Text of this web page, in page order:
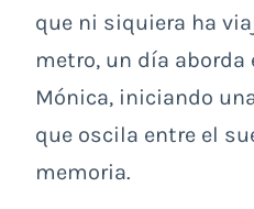
que ni siquiera ha
metro, un día aborda
Mónica, iniciando
que oscila entre el
memoria.